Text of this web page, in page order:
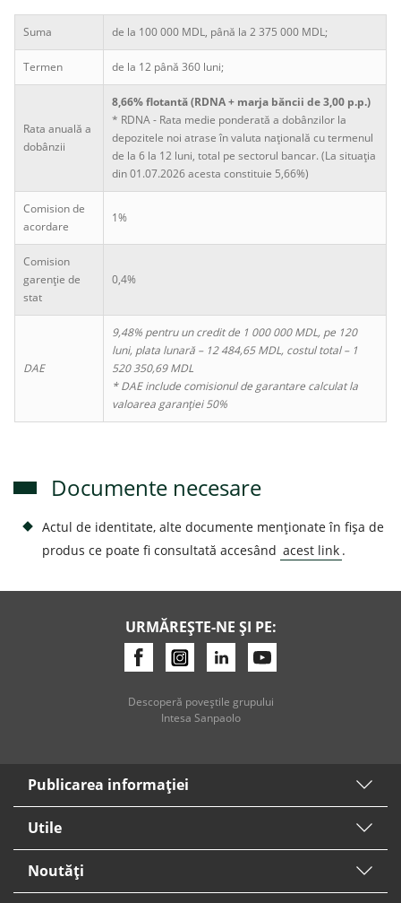
Suma de la 100 000 MDL, până la 2 375 000 MDL;
Termen de la 12 până 360 luni;
Rata anuală a
dobânzii
8,66% flotantă (RDNA + marja băncii de 3,00 p.p.)
* RDNA - Rata medie ponderată a dobânzilor la
depozitele noi atrase în valuta națională cu termenul
de la 6 la 12 luni, total pe sectorul bancar. (La situația
din 01.07.2026 acesta constituie 5,66%)
Comision de
acordare
1%
Comision
garenție de
stat
0,4%
DAE
9,48% pentru un credit de 1 000 000 MDL, pe 120
luni, plata lunară – 12 484,65 MDL, costul total –1
520 350,69MDL
* DAE include comisionul de garantare calculat la
valoarea garanției 50%
Documente necesare
Actul de identitate, alte documente menționate în fișa de
produs ce poate fi consultată accesând acest link .
URMĂREȘTE-NE ȘI PE:
Descoperă poveştile grupului
Intesa Sanpaolo
Publicarea informaţiei
Utile
Noutăți